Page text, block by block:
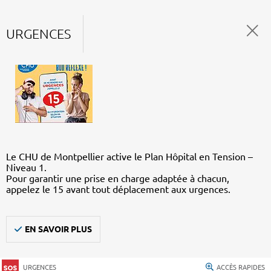
URGENCES
Le CHU de Montpellier active le Plan Hôpital en Tension –
Niveau 1.
Pour garantir une prise en charge adaptée à chacun,
appelez le 15 avant tout déplacement aux urgences.
EN SAVOIR PLUS
URGENCES ACCÈS RAPIDES